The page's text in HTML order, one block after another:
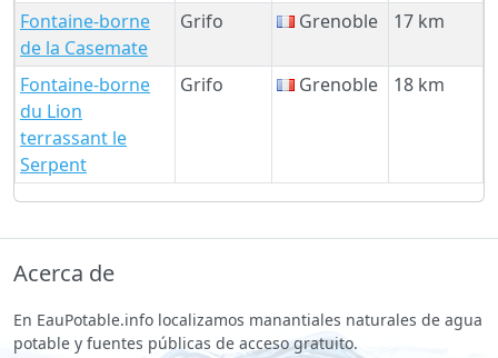
Fontaine-borne
de la Casemate
Grifo Grenoble 17 km
Fontaine-borne
du Lion
terrassant le
Serpent
Grifo Grenoble 18 km
Acerca de
En EauPotable.info localizamos manantiales naturales de agua
potable y fuentes públicas de acceso gratuito.